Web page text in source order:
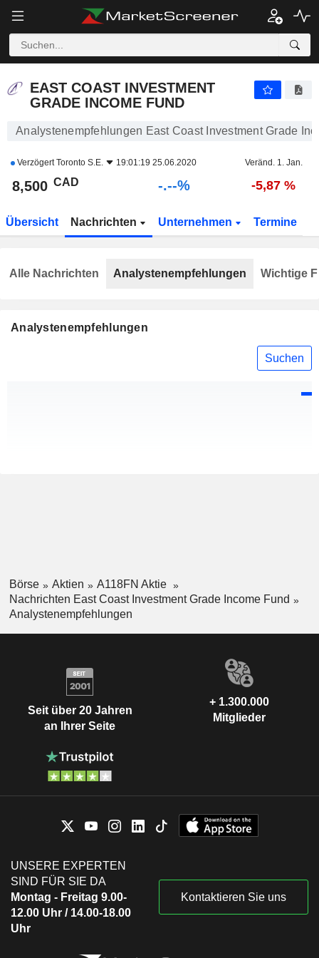
EAST COAST INVESTMENT GRADE INCOME FUND 8,500 $ -
EAST COAST INVESTMENT
GRADE INCOME FUND
Analystenempfehlungen East Coast Investment Grade
VerzögertToronto S.E. 19:01:19 25.06.2020 Veränd. 1. Jan.
8,500 CAD -.--% -5,87 %
Übersicht Nachrichten Unternehmen Termine
Analystenempfehlungen
Suchen
Alle Nachrichten Analystenempfehlungen Wichtige
Börse Aktien
A118FN Aktie
Nachrichten East Coast Investment Grade Income Fund
Analystenempfehlungen
Seit über 20 Jahren
an Ihrer Seite
+ 1.300.000
Mitglieder
UNSERE EXPERTEN
SIND FÜR SIE DA
Montag - Freitag 9.00-
12.00 Uhr / 14.00-18.00
Uhr
Kontaktieren Sie uns